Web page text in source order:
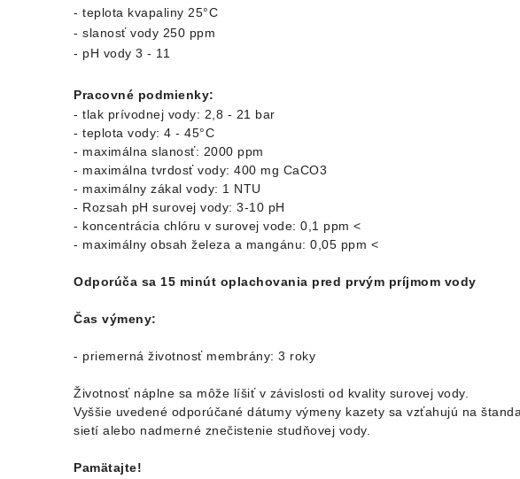
- teplota kvapaliny 25°C
- slanosť vody 250 ppm
- pH vody 3 - 11
Pracovné podmienky:
- tlak prívodnej vody: 2,8 - 21 bar
- teplota vody: 4 - 45°C
- maximálna slanosť: 2000 ppm
- maximálna tvrdosť vody: 400 mg CaCO3
- maximálny zákal vody: 1 NTU
- Rozsah pH surovej vody: 3-10 pH
- koncentrácia chlóru v surovej vode: 0,1 ppm <
- maximálny obsah železa a mangánu: 0,05 ppm <
Odporúča sa 15 minút oplachovania pred prvým príjmom vody
Čas výmeny:
- priemerná životnosť membrány: 3 roky
Životnosť náplne sa môže líšiť v závislosti od kvality surovej vody.
Vyššie uvedené odporúčané dátumy výmeny kazety sa vzťahujú na
sietí alebo nadmerné znečistenie studňovej vody.
Pamätajte!